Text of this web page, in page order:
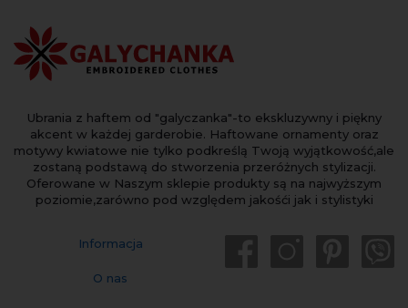
Ubrania z haftem od "galyczanka"-to ekskluzywny i piękny
akcent w każdej garderobie. Haftowane ornamenty oraz
motywy kwiatowe nie tylko podkreślą Twoją wyjątkowość,ale
zostaną podstawą do stworzenia przeróżnych stylizacji.
Oferowane w Naszym sklepie produkty są na najwyższym
poziomie,zarówno pod względem jakośći jak i stylistyki
Informacja
O nas